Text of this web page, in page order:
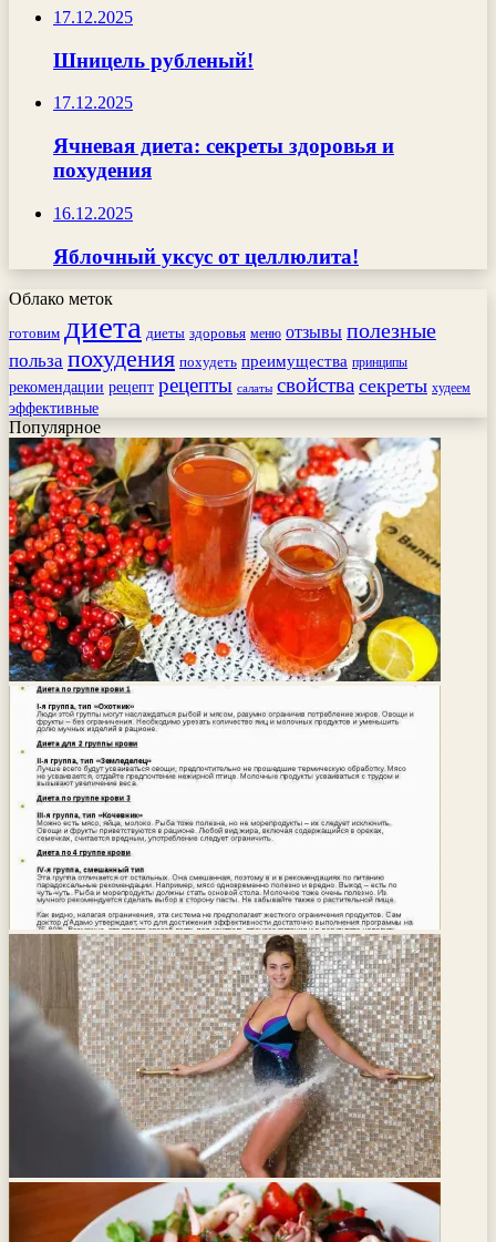
17.12.2025
Шницель рубленый!
17.12.2025
Ячневая диета: секреты здоровья и
похудения
16.12.2025
Яблочный уксус от целлюлита!
Облако меток
готовим диета диеты здоровья меню отзывы полезные
польза похудения похудеть преимущества принципы
рекомендации рецепт рецепты салаты свойства секреты худеем
эффективные
Популярное